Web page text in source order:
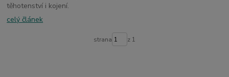
těhotenství i kojení.
celý článek
strana z 1